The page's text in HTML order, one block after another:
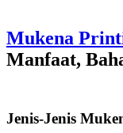
Mukena
Manfaat,
Jenis-Jenis